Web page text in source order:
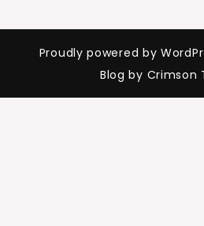
Proudly powered by
Blog by Crimson